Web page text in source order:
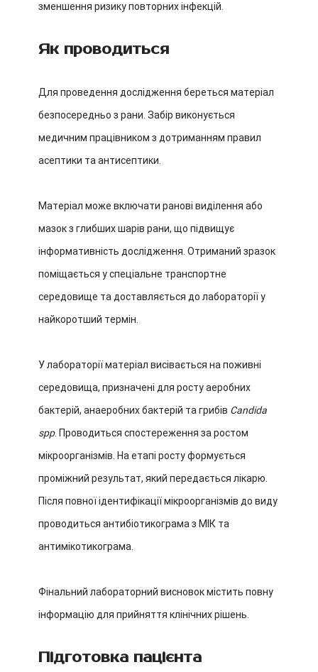
зменшення ризику повторних інфекцій.
Як проводиться
Для проведення дослідження береться матеріал
безпосередньо з рани. Забір виконується
медичним працівником з дотриманням правил
асептики та антисептики.
Матеріал може включати ранові виділення або
мазок з глибших шарів рани, що підвищує
інформативність дослідження. Отриманий зразок
поміщається у спеціальне транспортне
середовище та доставляється до лабораторії у
найкоротший термін.
У лабораторії матеріал висівається на поживні
середовища, призначені для росту аеробних
бактерій, анаеробних бактерій та грибів Candida
spp. Проводиться спостереження за ростом
мікроорганізмів. На етапі росту формується
проміжний результат, який передається лікарю.
Після повної ідентифікації мікроорганізмів до виду
проводиться антибіотикограма з МІК та
антимікотикограма.
Фінальний лабораторний висновок містить повну
інформацію для прийняття клінічних рішень.
Підготовка пацієнта